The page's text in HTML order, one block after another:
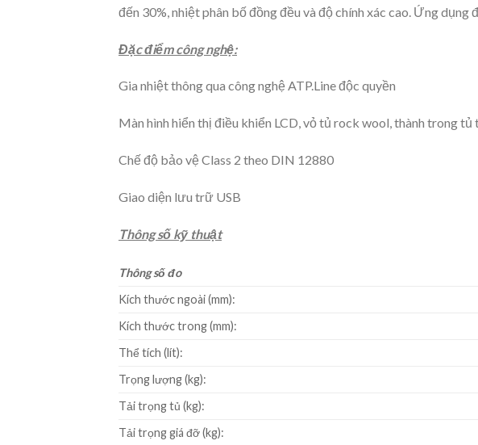
đến 30%, nhiệt phân bố đồng đều và độ chính xác cao. Ứng
Đặc điểm công nghệ:
Gia nhiệt thông qua công nghệ ATP.Line độc quyền
Màn hình hiển thị điều khiển LCD, vỏ tủ rock wool, thành trong tủ
Chế độ bảo vệ Class 2 theo DIN 12880
Giao diện lưu trữ USB
Thông số kỹ thuật
Thông số đo
Kích thước ngoài (mm):
Kích thước trong (mm):
Thể tích (lít):
Trọng lượng (kg):
Tải trọng tủ (kg):
Tải trọng giá đỡ (kg):